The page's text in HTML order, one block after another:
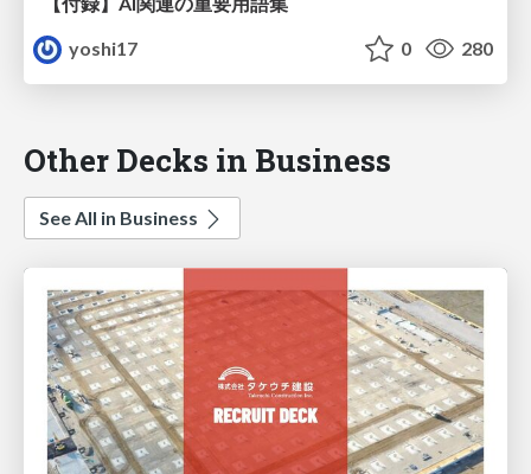
yoshi17
0 280
Other Decks in Business
See All in Business